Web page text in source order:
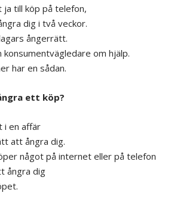
ja till köp på telefon,
dig i två veckor.
ångerrätt.
konsumentvägledare om hjälp.
har en sådan.
ett köp?
i en affär
att ångra dig.
något på internet eller på telefon
ångra dig